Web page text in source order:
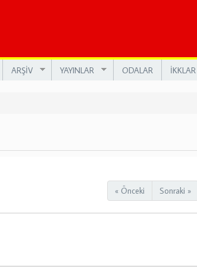
ARŞİV YAYINLAR ODALAR İKKLAR
« Önceki Sonraki »